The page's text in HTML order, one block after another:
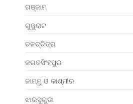
ଗଞ୍ଜାମ
ଗୁଜୁରାଟ
ଚଳଚ୍ଚିତ୍ର
ଜଗତସିଂହପୁର
ଜାମ୍ମୁ ଓ କାଶ୍ମୀର
ଝାରସୁଗୁଡା